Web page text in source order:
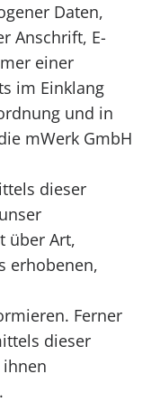
Daten,
Anschrift, E-
einer
im Einklang
und in
mWerk GmbH
dieser
über Art,
erhobenen,
Ferner
dieser